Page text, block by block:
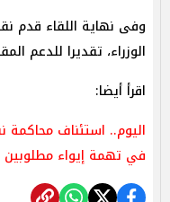
وفى نهاية اللقاء قدم
الوزراء، تقديرا للدعم
اقرأ أيضا:
اليوم.. استئناف محاكمة
في تهمة إيواء مطلوبين